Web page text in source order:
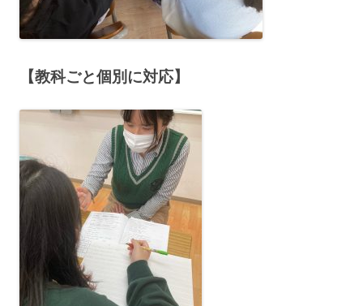
【教科ごと個別に対応】